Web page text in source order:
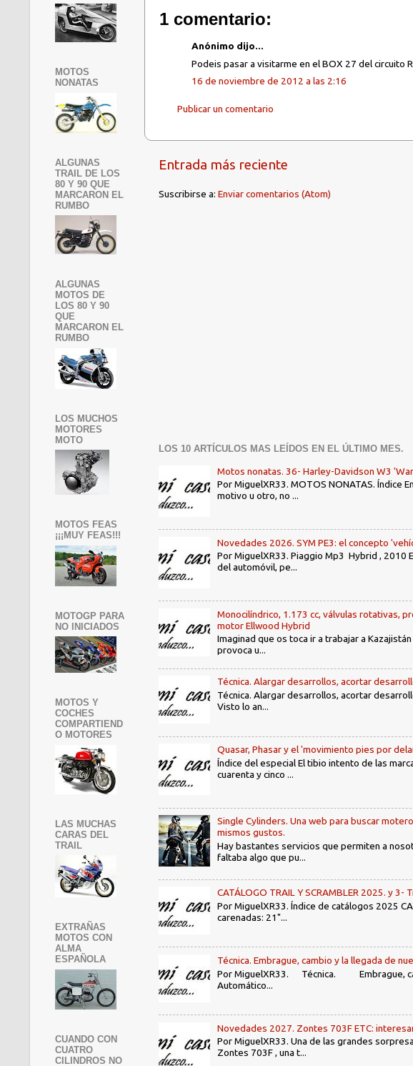
1 comentario:
Anónimo dijo...
Podeis pasar a visitarme en el BOX 27 del circuito
16 de noviembre de 2012 a las 2:16
Publicar un comentario
Entrada más reciente
Suscribirse a: Enviar comentarios (Atom)
LOS 10 ARTÍCULOS MAS LEÍDOS EN EL ÚLTIMO MES.
Motos nonatas. 36- Harley-Davidson W3
Por MiguelXR33. MOTOS NONATAS. Índice
motivo u otro, no ...
Novedades 2026. SYM PE3: el concepto
Por MiguelXR33. Piaggio Mp3 Hybrid , 2010
del automóvil, pe...
Monocilíndrico, 1.173 cc, válvulas rotativas,
motor Ellwood Hybrid
Imaginad que os toca ir a trabajar a
provoca u...
Técnica. Alargar desarrollos, acortar
Técnica. Alargar desarrollos, acortar
Visto lo an...
Quasar, Phasar y el 'movimiento pies por
Índice del especial El tibio intento de las
cuarenta y cinco ...
Single Cylinders. Una web para buscar
mismos gustos.
Hay bastantes servicios que permiten a
faltaba algo que pu...
CATÁLOGO TRAIL Y SCRAMBLER 2025. y
Por MiguelXR33. Índice de catálogos 2025
carenadas: 21"...
Técnica. Embrague, cambio y la llegada de
Por MiguelXR33. Técnica. Embrague,
Automático...
Novedades 2027. Zontes 703F ETC:
Por MiguelXR33. Una de las grandes
Zontes 703F , una t...
MOTOS
NONATAS
ALGUNAS
TRAIL DE LOS
80 Y 90 QUE
MARCARON EL
RUMBO
ALGUNAS
MOTOS DE
LOS 80 Y 90
QUE
MARCARON EL
RUMBO
LOS MUCHOS
MOTORES
MOTO
MOTOS FEAS
¡¡¡MUY FEAS!!!
MOTOGP PARA
NO INICIADOS
MOTOS Y
COCHES
COMPARTIEND
O MOTORES
LAS MUCHAS
CARAS DEL
TRAIL
EXTRAÑAS
MOTOS CON
ALMA
ESPAÑOLA
CUANDO CON
CUATRO
CILINDROS NO